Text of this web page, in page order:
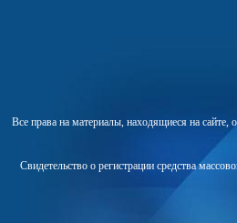
Все права на материалы, находящиеся на
Свидетельство о регистрации средства